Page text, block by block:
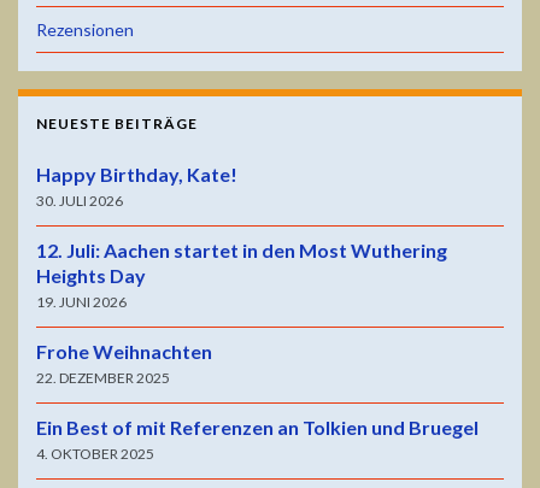
Rezensionen
NEUESTE BEITRÄGE
Happy Birthday, Kate!
30. JULI 2026
12. Juli: Aachen startet in den Most Wuthering
Heights Day
19. JUNI 2026
Frohe Weihnachten
22. DEZEMBER 2025
Ein Best of mit Referenzen an Tolkien und Bruegel
4. OKTOBER 2025